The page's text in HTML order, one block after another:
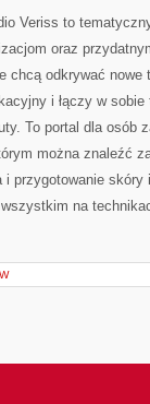
Veriss to
oraz
chcą odkrywać nowe
i łączy w
To portal dla osób
można znaleźć
przygotowanie
na